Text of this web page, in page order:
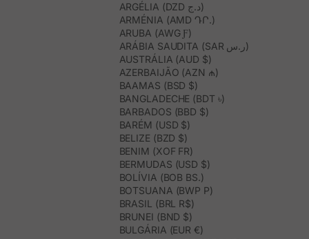
ARGÉLIA (DZD د.ج)
ARMÉNIA (AMD ԴՐ.)
ARUBA (AWG Ƒ)
ARÁBIA SAUDITA (SAR ر.س)
AUSTRÁLIA (AUD $)
AZERBAIJÃO (AZN ₼)
BAAMAS (BSD $)
BANGLADECHE (BDT ৳)
BARBADOS (BBD $)
BARÉM (USD $)
BELIZE (BZD $)
BENIM (XOF FR)
BERMUDAS (USD $)
BOLÍVIA (BOB BS.)
BOTSUANA (BWP P)
BRASIL (BRL R$)
BRUNEI (BND $)
BULGÁRIA (EUR €)